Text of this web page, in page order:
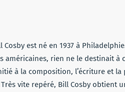
est né en 1937 à
américaines, rien ne le destinait à
à la composition, l’écriture et
vite repéré, Bill Cosby obtient